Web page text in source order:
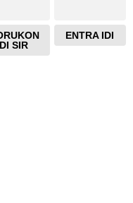
DI SIR
ENTRA IDI